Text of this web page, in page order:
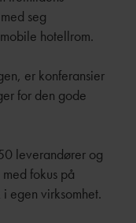
seg
hotellrom.
er konferansier
for den gode
leverandører og
fokus på
egen virksomhet.